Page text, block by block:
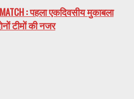
MATCH : पहला एकदिवसीय मुकाबला
टीमों की नजर